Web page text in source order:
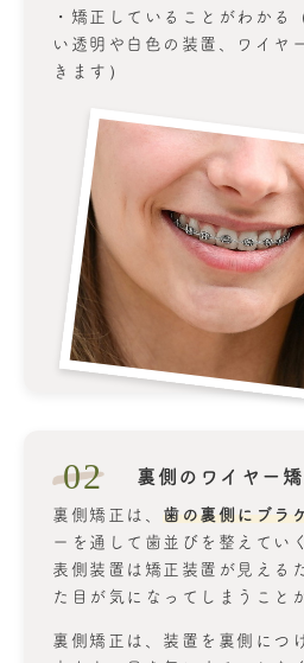
・矯正していることがわかる
い透明や白色の装置、ワイヤ
きます）
02 裏側のワイヤー矯
裏側矯正は、 歯の裏側にブラ
ーを通して歯並びを整えてい
表側装置は矯正装置が見える
た目が気になってしまうこと
裏側矯正は、装置を裏側につ